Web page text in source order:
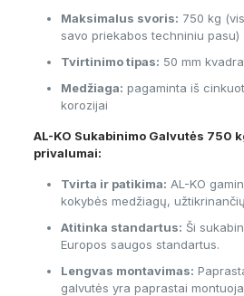
Maksimalus svoris: 750 kg
savo priekabos techniniu pasu)
Tvirtinimo tipas: 50 mm
Medžiaga: pagaminta iš
korozijai
AL-KO Sukabinimo Galvutės 750
privalumai:
Tvirta ir patikima: AL-KO
kokybės medžiagų,
Atitinka standartus: Ši
Europos saugos standartus.
Lengvas montavimas:
galvutės yra paprastai